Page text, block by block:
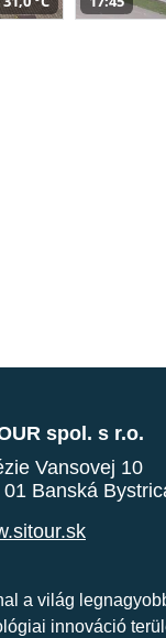
spol. s r.o.
Vansovej 10
01 Banská
a világ
innováció